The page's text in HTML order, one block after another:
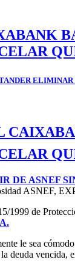
DE ASNEF
ASNEF,
1999 de
le sea
deuda vencida,